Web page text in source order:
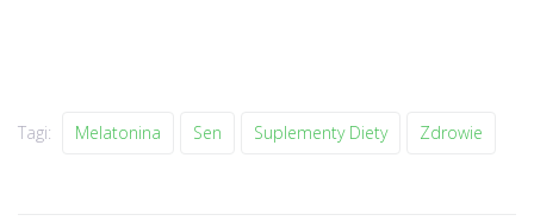
Tagi: Melatonina Sen Suplementy Diety Zdrowie